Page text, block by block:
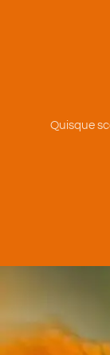
Quisque